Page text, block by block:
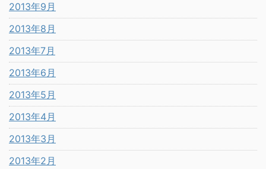
2013年9月
2013年8月
2013年7月
2013年6月
2013年5月
2013年4月
2013年3月
2013年2月